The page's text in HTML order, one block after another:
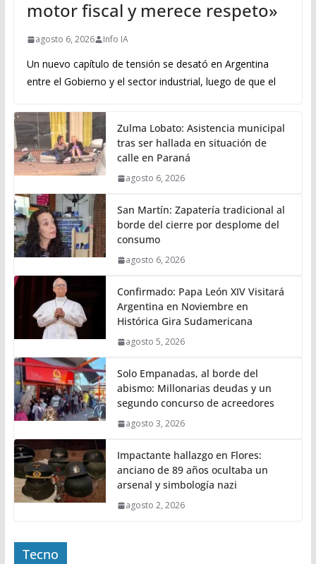
motor fiscal y merece respeto»
agosto 6, 2026 Info IA
Un nuevo capítulo de tensión se desató en Argentina
entre el Gobierno y el sector industrial, luego de que el
Zulma Lobato: Asistencia municipal
tras ser hallada en situación de
calle en Paraná
agosto 6, 2026
San Martín: Zapatería tradicional al
borde del cierre por desplome del
consumo
agosto 6, 2026
Confirmado: Papa León XIV Visitará
Argentina en Noviembre en
Histórica Gira Sudamericana
agosto 5, 2026
Solo Empanadas, al borde del
abismo: Millonarias deudas y un
segundo concurso de acreedores
agosto 3, 2026
Impactante hallazgo en Flores:
anciano de 89 años ocultaba un
arsenal y simbología nazi
agosto 2, 2026
Tecno